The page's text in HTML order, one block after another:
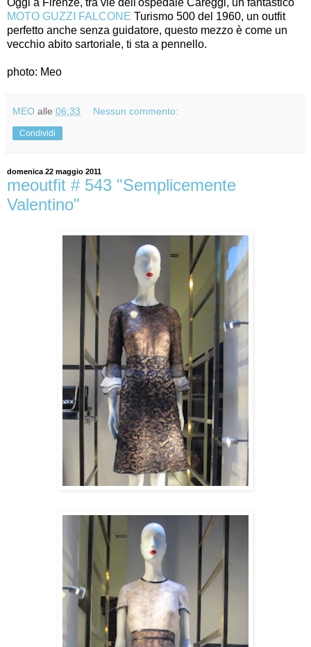
Oggi a Firenze, tra vie dell'ospedale Careggi, un fantastico
MOTO GUZZI FALCONE Turismo 500 del 1960, un outfit
perfetto anche senza guidatore, questo mezzo è come un
vecchio abito sartoriale, ti sta a pennello.
photo: Meo
MEO alle 06:33 Nessun commento:
Condividi
domenica 22 maggio 2011
meoutfit # 543 "Semplicemente
Valentino"